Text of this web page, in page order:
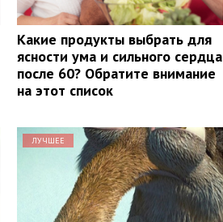
Какие продукты выбрать для
ясности ума и сильного сердца
после 60? Обратите внимание
на этот список
ЛУЧШЕЕ